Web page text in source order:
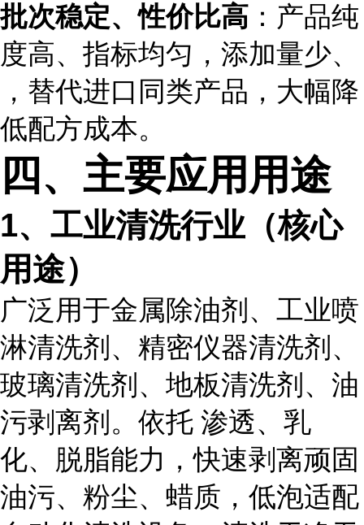
批次稳定、性价比高 ：产品纯
度高、指标均匀，添加量少、
，替代进口同类产品，大幅降
低配方成本。
四、主要应用用途
1、工业清洗行业（核心
用途）
广泛用于金属除油剂、工业喷
淋清洗剂、精密仪器清洗剂、
玻璃清洗剂、地板清洗剂、油
污剥离剂。依托 渗透、乳
化、脱脂能力，快速剥离顽固
油污、粉尘、蜡质，低泡适配